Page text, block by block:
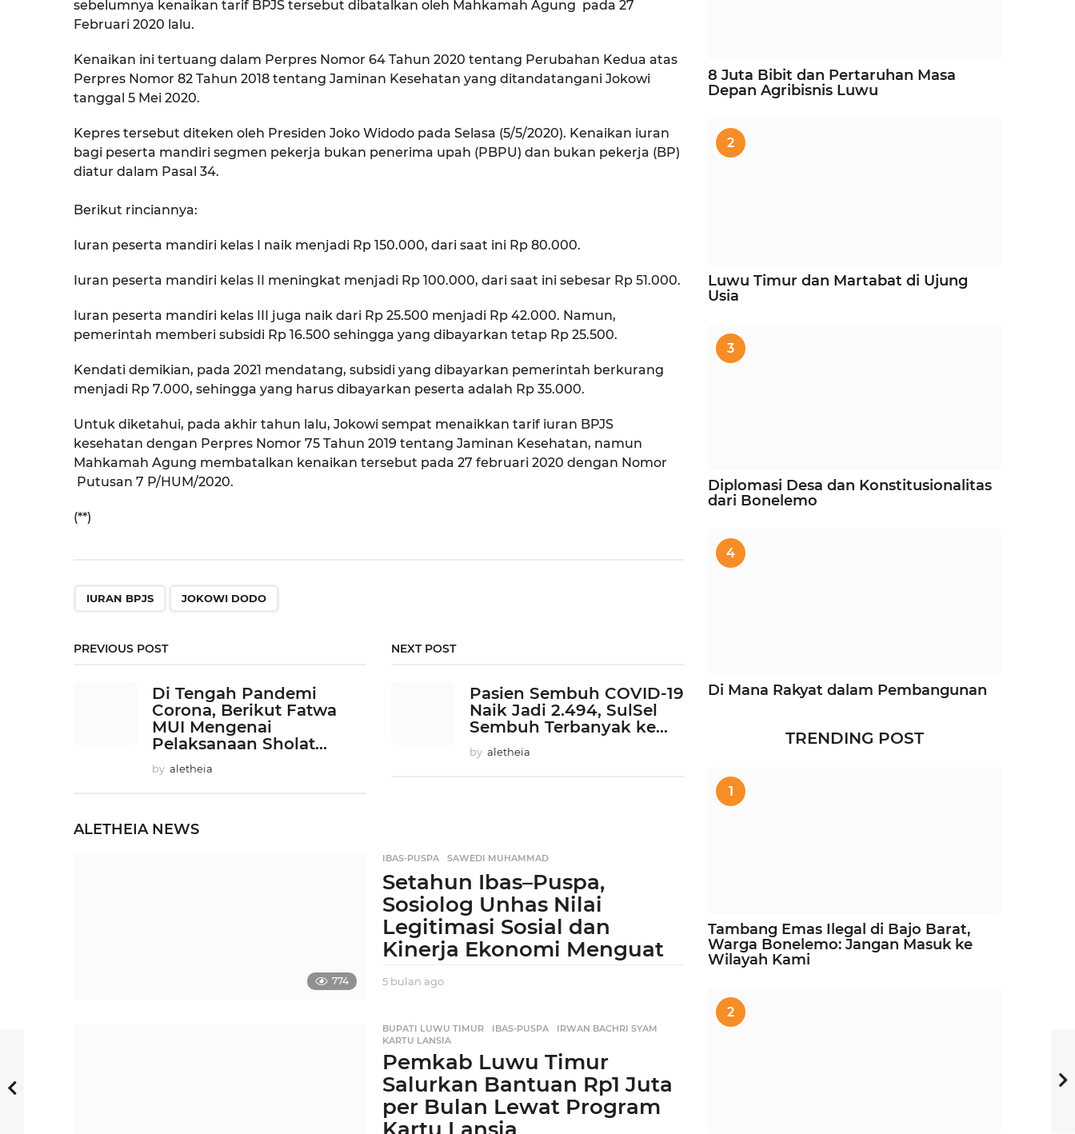
sebelumnya kenaikan tarif BPJS tersebut dibatalkan oleh Mahkamah Agung pada 27
Februari 2020 lalu.
Kenaikan ini tertuang dalam Perpres Nomor 64 Tahun 2020 tentang Perubahan Kedua atas
Perpres Nomor 82 Tahun 2018 tentang Jaminan Kesehatan yang ditandatangani Jokowi
tanggal 5 Mei 2020.
Kepres tersebut diteken oleh Presiden Joko Widodo pada Selasa (5/5/2020). Kenaikan iuran
bagi peserta mandiri segmen pekerja bukan penerima upah (PBPU) dan bukan pekerja (BP)
diatur dalam Pasal 34.
Berikut rinciannya:
Iuran peserta mandiri kelas I naik menjadi Rp 150.000, dari saat ini Rp 80.000.
Iuran peserta mandiri kelas II meningkat menjadi Rp 100.000, dari saat ini sebesar Rp 51.000.
Iuran peserta mandiri kelas III juga naik dari Rp 25.500 menjadi Rp 42.000. Namun,
pemerintah memberi subsidi Rp 16.500 sehingga yang dibayarkan tetap Rp 25.500.
Kendati demikian, pada 2021 mendatang, subsidi yang dibayarkan pemerintah berkurang
menjadi Rp 7.000, sehingga yang harus dibayarkan peserta adalah Rp 35.000.
Untuk diketahui, pada akhir tahun lalu, Jokowi sempat menaikkan tarif iuran BPJS
kesehatan dengan Perpres Nomor 75 Tahun 2019 tentang Jaminan Kesehatan, namun
Mahkamah Agung membatalkan kenaikan tersebut pada 27 februari 2020 dengan Nomor
Putusan 7 P/HUM/2020.
(**)
IURAN BPJS JOKOWI DODO
PREVIOUS POST
Di Tengah Pandemi
Corona, Berikut Fatwa
MUI Mengenai
Pelaksanaan Sholat...
by aletheia
NEXT POST
Pasien Sembuh COVID-19
Naik Jadi 2.494, SulSel
Sembuh Terbanyak ke...
by aletheia
ALETHEIA NEWS
774
IBAS-PUSPA ,SAWEDI MUHAMMAD
Setahun Ibas–Puspa,
Sosiolog Unhas Nilai
Legitimasi Sosial dan
Kinerja Ekonomi Menguat
5 bulan ago
l
a
n
a
g
o
BUPATI LUWU TIMUR ,IBAS-PUSPA ,IRWAN BACHRI SYAM
KARTU LANSIA
Pemkab Luwu Timur
Salurkan Bantuan Rp1 Juta
per Bulan Lewat Program
8 Juta Bibit dan Pertaruhan Masa
Depan Agribisnis Luwu
2
Luwu Timur dan Martabat di Ujung
Usia
3
Diplomasi Desa dan Konstitusionalitas
dari Bonelemo
4
Di Mana Rakyat dalam Pembangunan
TRENDING POST
1
Tambang Emas Ilegal di Bajo Barat,
Warga Bonelemo: Jangan Masuk ke
Wilayah Kami
2